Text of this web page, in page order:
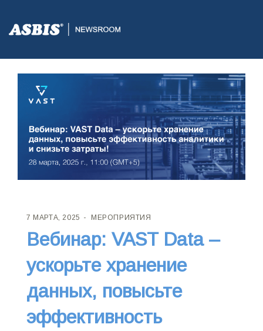
7 МАРТА, 2025 МЕРОПРИЯТИЯ
Вебинар: VAST Data –
ускорьте хранение
данных, повысьте
эффективность